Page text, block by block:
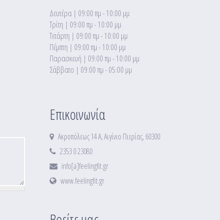
Δευτέρα | 09:00 πμ - 10:00 μμ
Τρίτη | 09:00 πμ - 10:00 μμ
Τετάρτη | 09:00 πμ - 10:00 μμ
Πέμπτη | 09:00 πμ - 10:00 μμ
Παρασκευή | 09:00 πμ - 10:00 μμ
Σάββατο | 09:00 πμ - 05:00 μμ
Επικοινωνία
Ακροπόλεως 14 Α, Αιγίνιο Πιερίας, 60300
2353 0 23080
info[a]feelingfit.gr
www.feelingfit.gr